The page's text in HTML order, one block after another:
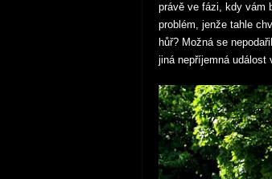
právě ve fázi, kdy vám
problém, jenže tahle
hůř? Možná se
jiná nepříjemná událost